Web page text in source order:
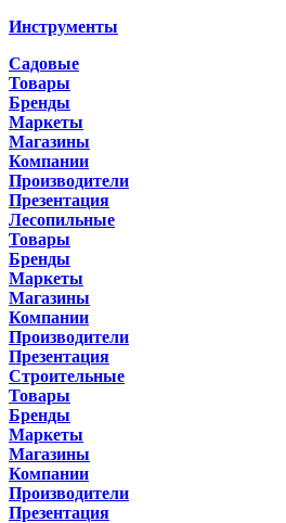
Инструменты
Садовые
Товары
Бренды
Маркеты
Магазины
Компании
Производители
Презентация
Лесопильные
Товары
Бренды
Маркеты
Магазины
Компании
Производители
Презентация
Строительные
Товары
Бренды
Маркеты
Магазины
Компании
Производители
Презентация